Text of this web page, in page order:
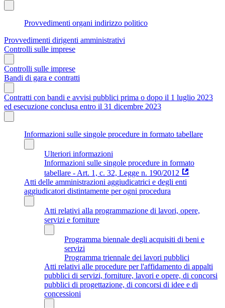
Provvedimenti organi indirizzo politico
Provvedimenti dirigenti amministrativi
Controlli sulle imprese
Controlli sulle imprese
Bandi di gara e contratti
Contratti con bandi e avvisi pubblici prima o dopo il 1 luglio 2023
ed esecuzione conclusa entro il 31 dicembre 2023
Informazioni sulle singole procedure in formato tabellare
Ulteriori informazioni
Informazioni sulle singole procedure in formato
tabellare - Art. 1, c. 32, Legge n. 190/2012
Atti delle amministrazioni aggiudicatrici e degli enti
aggiudicatori distintamente per ogni procedura
Atti relativi alla programmazione di lavori, opere,
servizi e forniture
Programma biennale degli acquisiti di beni e
servizi
Programma triennale dei lavori pubblici
Atti relativi alle procedure per l'affidamento di appalti
pubblici di servizi, forniture, lavori e opere, di concorsi
pubblici di progettazione, di concorsi di idee e di
concessioni